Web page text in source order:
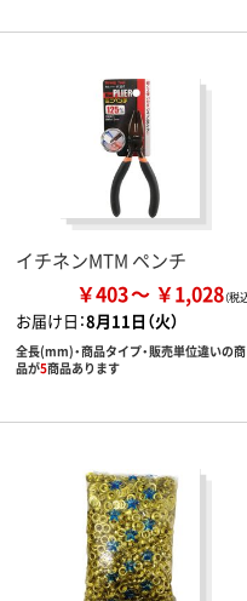
イチネンMTM ペンチ
￥403 ￥1,028
お届け日：8月11日（火）
全長(mm)・商品タイプ・販売単位違いの商
品が5商品あります